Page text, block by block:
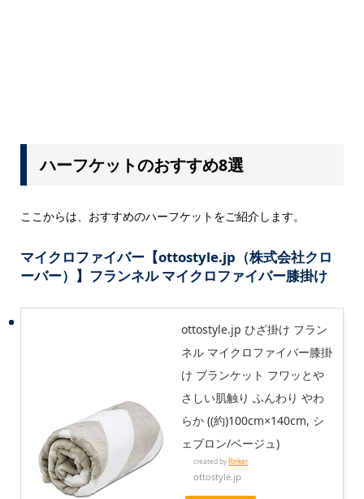
ハーフケットのおすすめ8選
ここからは、おすすめのハーフケットをご紹介します。
マイクロファイバー【ottostyle.jp（株式会社クロ
ーバー）】フランネル マイクロファイバー膝掛け
ottostyle.jp ひざ掛け フラン
ネル マイクロファイバー膝掛
け ブランケット フワッとや
さしい肌触り ふんわり やわ
らか ((約)100cm×140cm, シ
ェブロン/ベージュ)
created byRinker
ottostyle.jp